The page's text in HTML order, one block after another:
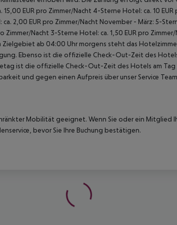
EUR pro Zimmer/Nacht 4-Sterne Hotel: ca. 10
2,00 EUR pro Zimmer/Nacht November - März: 5-
Nacht 3-Sterne Hotel: ca. 1,50 EUR pro
Zielgebiet ab 04:00 Uhr morgens steht das
Ebenso ist die offizielle Check-Out-Zeit des
ist die offizielle Check-Out-Zeit des Hotels am
und gegen einen Aufpreis über unser Service
Mobilität geeignet. Wenn Sie oder ein Mitglied
bevor Sie Ihre Buchung bestätigen.